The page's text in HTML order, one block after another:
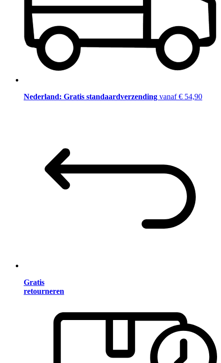
Nederland: Gratis standaardverzending vanaf € 54,90
Gratis
retourneren